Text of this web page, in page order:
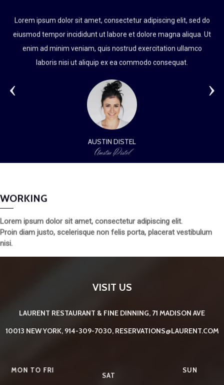
eiusmod tempor incididunt ut labore et dolore magna aliqua. Ut
enim ad minim veniam, quis nostrud exercitation ullamco
laboris nisi ut aliquip ex ea commodo consequat.
AUSTIN DISTEL
Austin Distel
WORKING
Lorem ipsum dolor sit amet, consectetur adipiscing elit.
Proin diam justo, scelerisque non felis porta, placerat vestibulum
nisi.
VISIT US
LAURENT RESTAURANT & FINE DINNING, 71 MADISON AVE
10013 NEW YORK, 914-309-7030, RESERVATIONS@LAURENT.COM
MON TO FRI SUN